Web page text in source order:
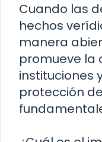
Cuando las
hechos
manera
promueve la
instituciones
protección